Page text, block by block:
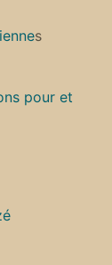
s
pour et